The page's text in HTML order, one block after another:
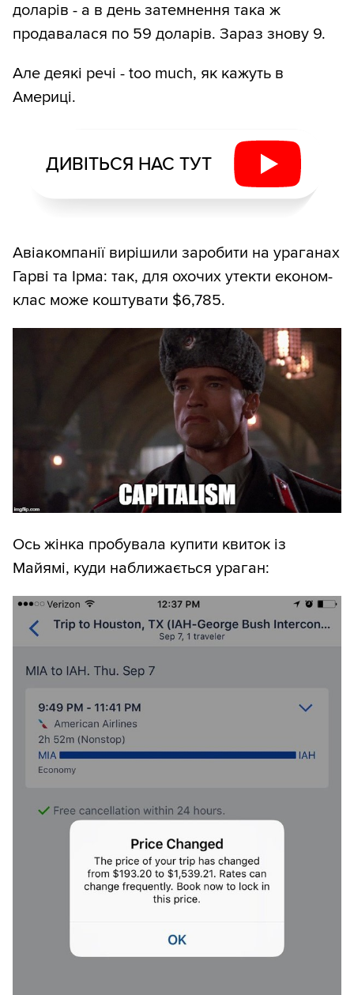
доларів - а в день затемнення така ж
продавалася по 59 доларів. Зараз знову 9.
Але деякі речі - too much, як кажуть в
Америці.
ДИВІТЬСЯ НАС ТУТ
Авіакомпанії вирішили заробити на ураганах
Гарві та Ірма: так, для охочих утекти економ-
клас може коштувати $6,785.
Ось жінка пробувала купити квиток із
Майямі, куди наближається ураган: